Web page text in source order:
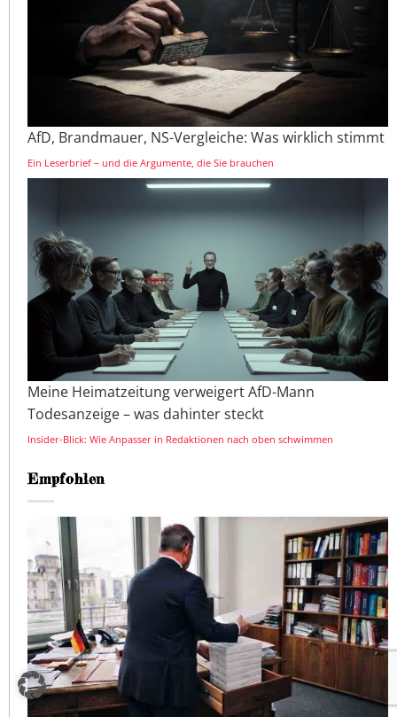
AfD, Brandmauer, NS-Vergleiche: Was wirklich stimmt
Ein Leserbrief – und die Argumente, die Sie brauchen
Meine Heimatzeitung verweigert AfD-Mann
Todesanzeige – was dahinter steckt
Insider-Blick: Wie Anpasser in Redaktionen nach oben schwimmen
Empfohlen